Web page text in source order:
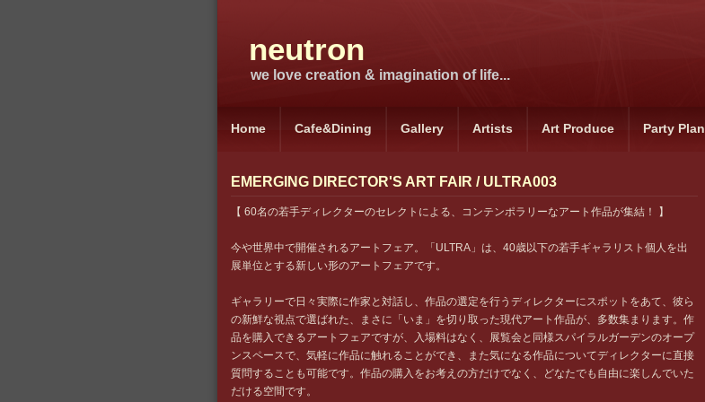
neutron
we love creation & imagination of life...
Home Cafe&Dining Gallery Artists Art Produce Party Plan
EMERGING DIRECTOR'S ART FAIR / ULTRA003
【 60名の若手ディレクターのセレクトによる、コンテンポラリーなアート作品が集結！ 】
今や世界中で開催されるアートフェア。「ULTRA」は、40歳以下の若手ギャラリスト個人を出
展単位とする新しい形のアートフェアです。
ギャラリーで日々実際に作家と対話し、作品の選定を行うディレクターにスポットをあて、彼ら
の新鮮な視点で選ばれた、まさに「いま」を切り取った現代アート作品が、多数集まります。作
品を購入できるアートフェアですが、入場料はなく、展覧会と同様スパイラルガーデンのオープ
ンスペースで、気軽に作品に触れることができ、また気になる作品についてディレクターに直接
質問することも可能です。作品の購入をお考えの方だけでなく、どなたでも自由に楽しんでいた
だける空間です。